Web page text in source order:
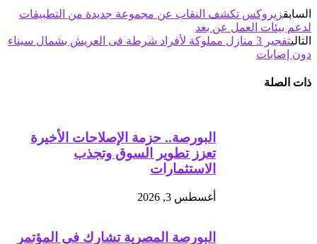
السابقزيروكس تكشف النقاب عن مجموعة جديدة من التطبيقات
لدعم بيئات العمل عن بعد
التالي
تفجير 3 منازل مملوكة لأفراد شرطة فى العريش بشمال سيناء
دون إصابات
ذات الصلة
البورصة.. حزمة الإصلاحات الأخيرة
تعزز تطوير السوق وتجذب
الاستثمارات
أغسطس 3, 2026
البورصة المصرية تشارك في المؤتمر